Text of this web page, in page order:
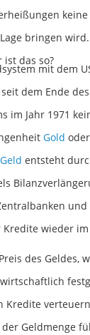
bringen
ist das so?
mit dem
dem Ende
im Jahr 1971
Gold
entsteht
Kredite wieder
des Geldes,
Kredite
Geldmenge